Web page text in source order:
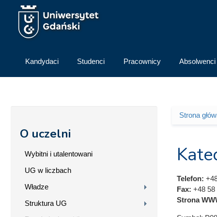
Przejdź do treści
Kandydaci Studenci Pracownicy Absolwenci
O uczelni
Wybitni i utalentowani
UG w liczbach
Władze
Struktura UG
Strona
Telefon:
Fax: +48 58
Strona